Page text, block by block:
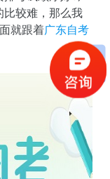
较难，那么我
就跟着广东自考